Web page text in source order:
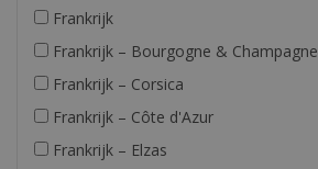
Frankrijk
Frankrijk – Bourgogne & Champagne
Frankrijk – Corsica
Frankrijk – Côte d'Azur
Frankrijk – Elzas